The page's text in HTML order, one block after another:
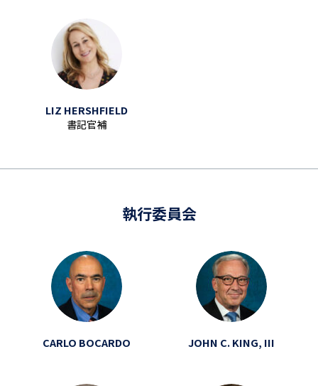
LIZ HERSHFIELD
書記官補
執行委員会
CARLO BOCARDO JOHN C. KING, III